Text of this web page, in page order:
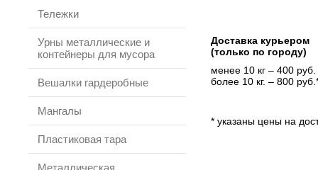
Тележки
Урны металлические и
контейнеры для мусора
Вешалки гардеробные
Мангалы
Пластиковая тара
Металлическая
Доставка курьером
(только по городу)
менее 10 кг – 400 руб.
более 10 кг. – 800
* указаны цены на